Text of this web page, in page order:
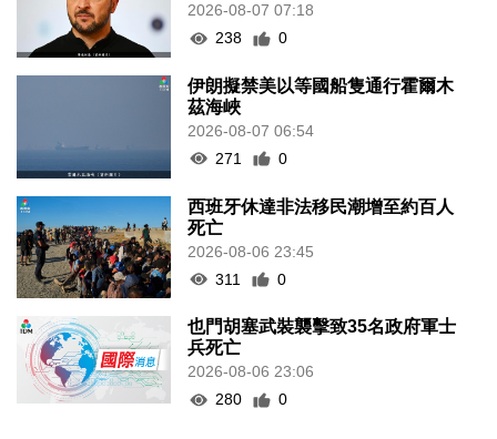
2026-08-07 07:18
238
0
伊朗擬禁美以等國船隻通行霍爾木
茲海峽
2026-08-07 06:54
271
0
西班牙休達非法移民潮增至約百人
死亡
2026-08-06 23:45
311
0
也門胡塞武裝襲擊致35名政府軍士
兵死亡
2026-08-06 23:06
280
0